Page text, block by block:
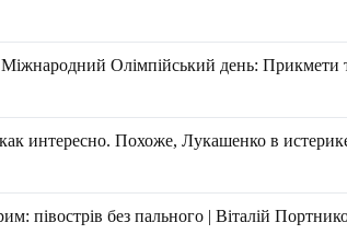
Олімпійський день: Прикмети
интересно. Похоже, Лукашенко в
півострів без пального | Віталій